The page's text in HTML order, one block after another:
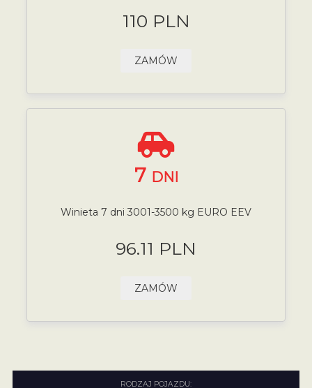
110 PLN
ZAMÓW
7 DNI
Winieta 7 dni 3001-3500 kg EURO EEV
96.11 PLN
ZAMÓW
RODZAJ POJAZDU: